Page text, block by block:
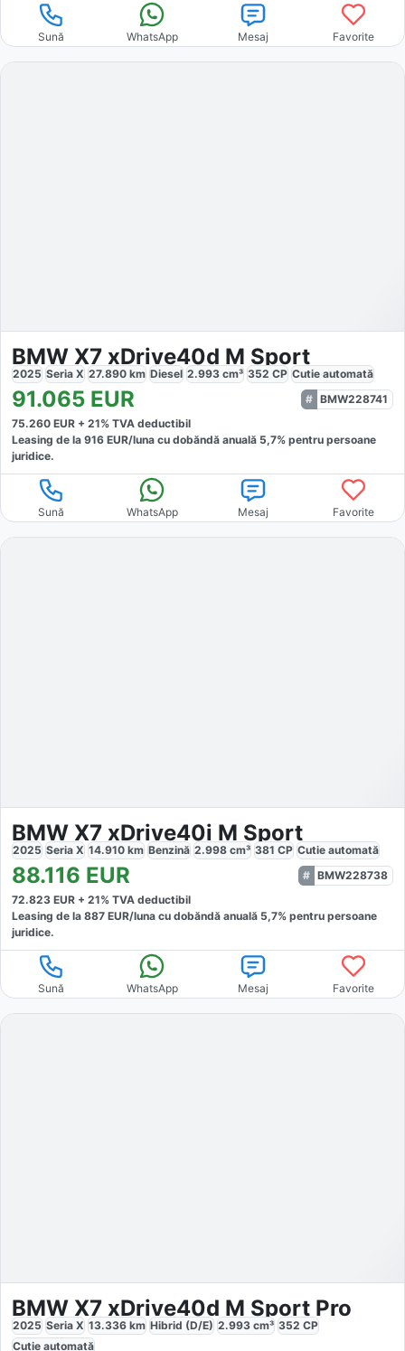
Sună WhatsApp Mesaj Favorite
BMW X7 xDrive40d M Sport
2025 Seria X 27.890 km Diesel 2.993 cm³ 352 CP Cutie automată
91.065 EUR
BMW228741
75.260 EUR + 21% TVA deductibil
Leasing de la 916 EUR/luna cu dobăndă anuală 5,7% pentru persoane
juridice.
Sună WhatsApp Mesaj Favorite
BMW X7 xDrive40i M Sport
2025 Seria X 14.910 km Benzină 2.998 cm³ 381 CP Cutie automată
88.116 EUR
BMW228738
72.823 EUR + 21% TVA deductibil
Leasing de la 887 EUR/luna cu dobăndă anuală 5,7% pentru persoane
juridice.
Sună WhatsApp Mesaj Favorite
BMW X7 xDrive40d M Sport Pro
2025 Seria X 13.336 km Hibrid (D/E) 2.993 cm³ 352 CP
Cutie automată